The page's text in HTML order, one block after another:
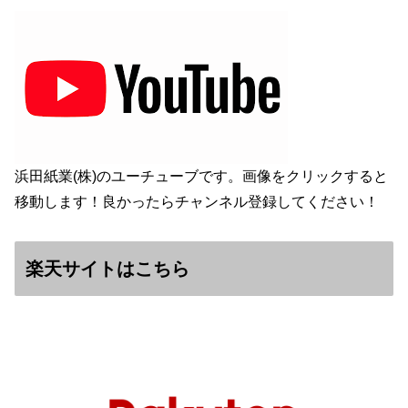
浜田紙業(株)のユーチューブです。画像をクリックすると
移動します！良かったらチャンネル登録してください！
楽天サイトはこちら